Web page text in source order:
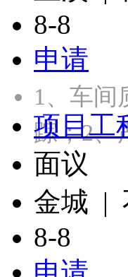
8-8
申请
1、车间
踪；2
项目工
面议
金城 |
8-8